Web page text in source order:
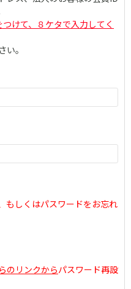
けて、８ケタで入力してく
。
もしくはパスワードをお忘れ
のリンクからパスワード再設